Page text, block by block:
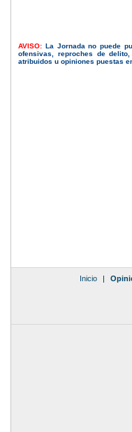
AVISO: La Jornada no puede
ofensivas, reproches de
atribuidos u opiniones puestas
Inicio |